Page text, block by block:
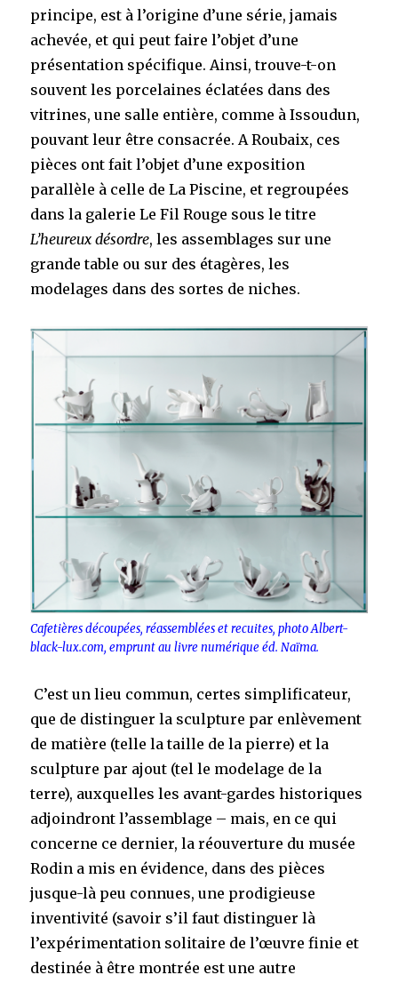
principe, est à l’origine d’une série, jamais
achevée, et qui peut faire l’objet d’une
présentation spécifique. Ainsi, trouve-t-on
souvent les porcelaines éclatées dans des
vitrines, une salle entière, comme à Issoudun,
pouvant leur être consacrée. A Roubaix, ces
pièces ont fait l’objet d’une exposition
parallèle à celle de La Piscine, et regroupées
dans la galerie Le Fil Rouge sous le titre
L’heureux désordre, les assemblages sur une
grande table ou sur des étagères, les
modelages dans des sortes de niches.
Cafetières découpées, réassemblées et recuites, photo Albert-
black-lux.com, emprunt au livre numérique éd. Naïma.
C’est un lieu commun, certes simplificateur,
que de distinguer la sculpture par enlèvement
de matière (telle la taille de la pierre) et la
sculpture par ajout (tel le modelage de la
terre), auxquelles les avant-gardes historiques
adjoindront l’assemblage – mais, en ce qui
concerne ce dernier, la réouverture du musée
Rodin a mis en évidence, dans des pièces
jusque-là peu connues, une prodigieuse
inventivité (savoir s’il faut distinguer là
l’expérimentation solitaire de l’œuvre finie et
destinée à être montrée est une autre